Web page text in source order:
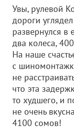
Увы, рулевой
дороги
развернулся в
два колеса,
На наше
с
не
что эта
то худшего, и
не очень
4100 сомов!